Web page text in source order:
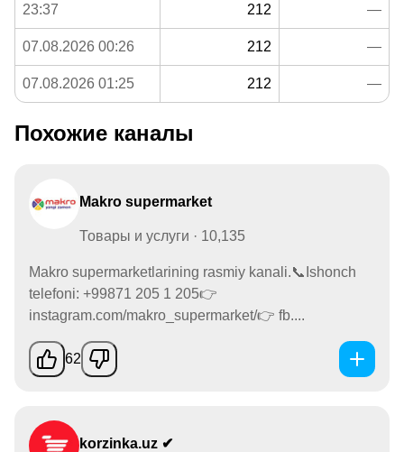
23:37 212 —
07.08.2026 00:26 212 —
07.08.2026 01:25 212 —
Похожие каналы
Makro supermarket
Товары и услуги · 10,135
Makro supermarketlarining rasmiy kanali.📞Ishonch
telefoni: +99871 205 1 205👉
instagram.com/makro_supermarket/👉 fb....
62
korzinka.uz ✔